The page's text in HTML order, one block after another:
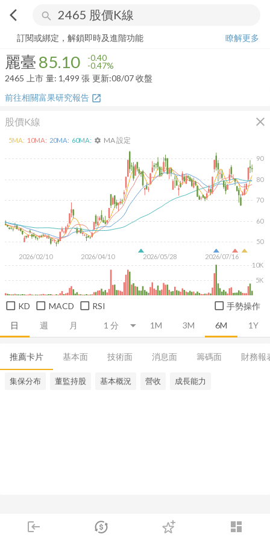
arrow_back_ios search
login dashboard
市場 登入
麗臺 85.10-0.47%
訂閱或綁定，解鎖即時及進階功能
瞭解更多
麗臺85.10 -0.40
-0.47%
2465
上市 量: 1,499 張 更新:08/07 收盤
前往相關富果研究報告 open_in_new
股價K線 close
日 週 月 1M 3M 6M 1Y
2026/02/10 2026/04/10 2026/05/28 2026/07/16
50
60
70
80
90
5K
10K
5MA: 10MA: 20MA: 60MA: settings MA 設定
KD MACD RSI 手勢操作
推薦卡片 基本面 技術面 消息面 籌碼面 財務報
集保分布 董監持股 基本概況 營收 成長能力